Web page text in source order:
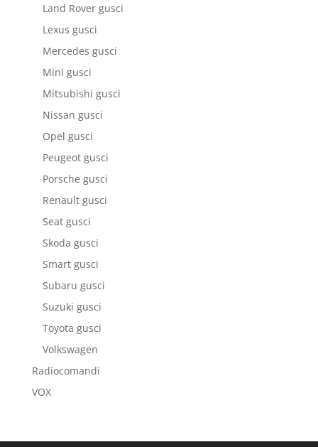
Land Rover gusci
Lexus gusci
Mercedes gusci
Mini gusci
Mitsubishi gusci
Nissan gusci
Opel gusci
Peugeot gusci
Porsche gusci
Renault gusci
Seat gusci
Skoda gusci
Smart gusci
Subaru gusci
Suzuki gusci
Toyota gusci
Volkswagen
Radiocomandi
VOX